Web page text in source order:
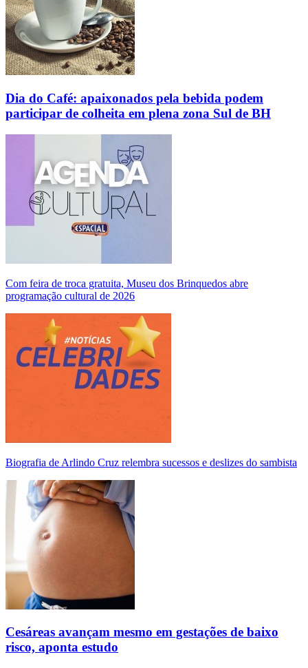
Dia do Café: apaixonados pela bebida podem
participar de colheita em plena zona Sul de BH
Com feira de troca gratuita, Museu dos Brinquedos abre
programação cultural de 2026
Biografia de Arlindo Cruz relembra sucessos e deslizes do sambista
Cesáreas avançam mesmo em gestações de baixo
risco, aponta estudo